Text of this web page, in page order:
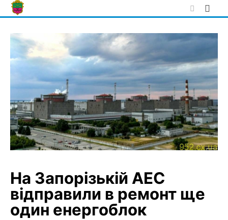
Skip
to
На Запорізькій АЕС
відправили в ремонт ще
один енергоблок